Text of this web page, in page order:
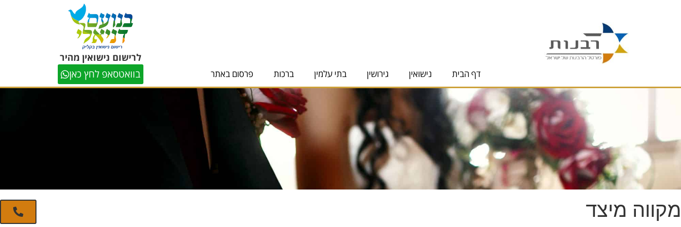
דף הבית נישואין גירושין בתי עלמין ברכות פרסום באתר
לרישום נישואין מהיר
בוואטסאפ לחץ כאן
מקווה מיצד